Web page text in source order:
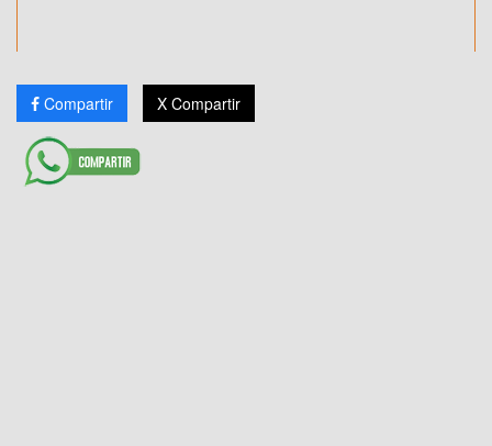
Compartir X Compartir